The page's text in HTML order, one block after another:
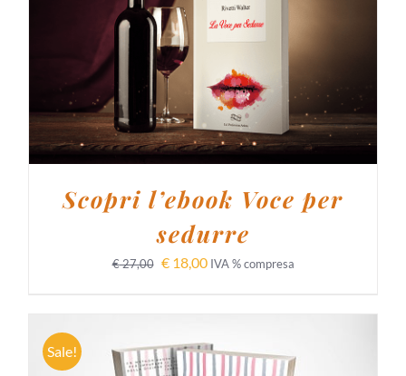
AGGIUNGI AL CARRELLO DETTAGLI
Scopri l’ebook Voce per
sedurre
€27,00 €18,00 IVA % compresa
Sale!